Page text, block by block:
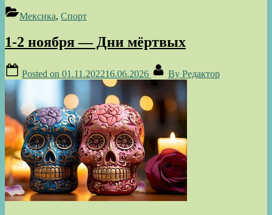
Мексика, Спорт
1-2 ноября — Дни мёртвых
Posted on 01.11.202216.06.2026 By Редактор